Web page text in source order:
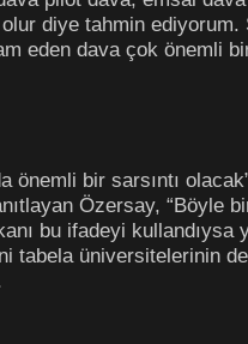
diye tahmin ediyorum.
eden dava çok önemli
önemli bir sarsıntı
Özersay, “Böyle
bu ifadeyi kullandıysa
tabela üniversitelerinin